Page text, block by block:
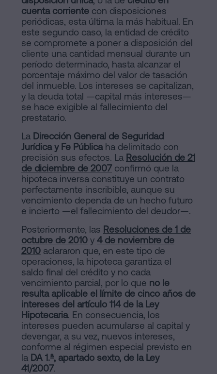
cuenta corriente con disposiciones
periódicas, esta última la más habitual. En
este segundo caso, la entidad de crédito
se compromete a poner a disposición del
cliente una cantidad mensual durante un
período determinado, hasta alcanzar el
porcentaje máximo del valor de tasación
del inmueble. Los intereses se capitalizan,
y la deuda total —capital más intereses—
se hace exigible al fallecimiento del
prestatario.
La Dirección General de Seguridad
Jurídica y Fe Públicaha delimitado con
precisión sus efectos. La Resolución de 21
de diciembre de 2007 confirmó que la
hipoteca inversa constituye un contrato
perfectamente inscribible, aunque su
vencimiento dependa de un hecho futuro
e incierto —el fallecimiento del deudor—.
Posteriormente, las Resoluciones de 1 de
octubre de 2010 y 4 de noviembre de
2010 aclararon que, en este tipo de
operaciones, la hipoteca garantiza el
saldo final del crédito y no cada
vencimiento parcial, por lo que no le
resulta aplicable el límite de cinco años de
intereses del artículo 114 de la Ley
Hipotecaria. En consecuencia, los
intereses pueden acumularse al capital y
devengar, a su vez, nuevos intereses,
conforme al régimen especial previsto en
la DA 1.ª, apartado sexto, de la Ley
41/2007.